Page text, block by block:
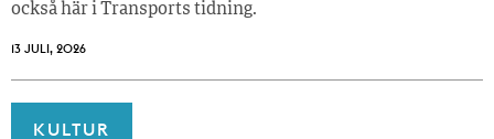
också här i Transports tidning.
13 JULI, 2026
KULTUR